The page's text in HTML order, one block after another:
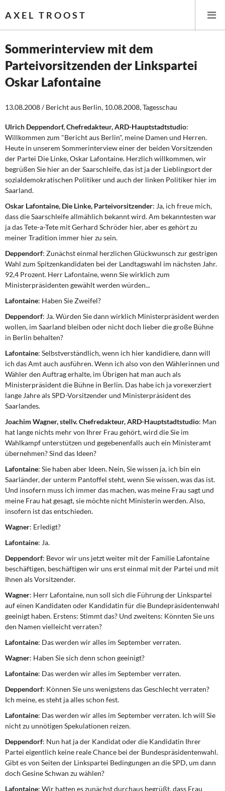
AXEL TROOST
Startseite
Wirtschaftspolitik
Steuer- und Finanzpolitik
Öffentliche Infrastruktur und Daseinsvorsorge
Eurokrise und Griechenland
DIE LINKE
Weitere Themen
Memo-Gruppe
Institut Solidarische Moderne
Rosa-Luxemburg-Stiftung
Über mich
Kontakt
Sommerinterview mit dem
Parteivorsitzenden der Linkspartei
Oskar Lafontaine
13.08.2008 / Bericht aus Berlin, 10.08.2008, Tagesschau
Ulrich Deppendorf, Chefredakteur, ARD-Hauptstadtstudio:
Willkommen zum "Bericht aus Berlin", meine Damen und Herren.
Heute in unserem Sommerinterview einer der beiden Vorsitzenden
der Partei Die Linke, Oskar Lafontaine. Herzlich willkommen, wir
begrüßen Sie hier an der Saarschleife, das ist ja der Lieblingsort der
sozialdemokratischen Politiker und auch der linken Politiker hier im
Saarland.
Oskar Lafontaine, Die Linke, Parteivorsitzender: Ja, ich freue mich,
dass die Saarschleife allmählich bekannt wird. Am bekanntesten war
ja das Tete-a-Tete mit Gerhard Schröder hier, aber es gehört zu
meiner Tradition immer hier zu sein.
Deppendorf: Zunächst einmal herzlichen Glückwunsch zur gestrigen
Wahl zum Spitzenkandidaten bei der Landtagswahl im nächsten Jahr.
92,4 Prozent. Herr Lafontaine, wenn Sie wirklich zum
Ministerpräsidenten gewählt werden würden...
Lafontaine: Haben Sie Zweifel?
Deppendorf: Ja. Würden Sie dann wirklich Ministerpräsident werden
wollen, im Saarland bleiben oder nicht doch lieber die große Bühne
in Berlin behalten?
Lafontaine: Selbstverständlich, wenn ich hier kandidiere, dann will
ich das Amt auch ausführen. Wenn ich also von den Wählerinnen und
Wähler den Auftrag erhalte, im Übrigen hat man auch als
Ministerpräsident die Bühne in Berlin. Das habe ich ja vorexerziert
lange Jahre als SPD-Vorsitzender und Ministerpräsident des
Saarlandes.
Joachim Wagner, stellv. Chefredakteur, ARD-Hauptstadtstudio: Man
hat lange nichts mehr von Ihrer Frau gehört, wird die Sie im
Wahlkampf unterstützen und gegebenenfalls auch ein Ministeramt
übernehmen? Sind das Ideen?
Lafontaine: Sie haben aber Ideen. Nein, Sie wissen ja, ich bin ein
Saarländer, der unterm Pantoffel steht, wenn Sie wissen, was das ist.
Und insofern muss ich immer das machen, was meine Frau sagt und
meine Frau hat gesagt, sie möchte nicht Ministerin werden. Also,
insofern ist das entschieden.
Wagner: Erledigt?
Lafontaine: Ja.
Deppendorf: Bevor wir uns jetzt weiter mit der Familie Lafontaine
beschäftigen, beschäftigen wir uns erst einmal mit der Partei und mit
Ihnen als Vorsitzender.
Wagner: Herr Lafontaine, nun soll sich die Führung der Linkspartei
auf einen Kandidaten oder Kandidatin für die Bundepräsidentenwahl
geeinigt haben. Erstens: Stimmt das? Und zweitens: Könnten Sie uns
den Namen vielleicht verraten?
Lafontaine: Das werden wir alles im September verraten.
Wagner: Haben Sie sich denn schon geeinigt?
Lafontaine: Das werden wir alles im September verraten.
Deppendorf: Können Sie uns wenigstens das Geschlecht verraten?
Ich meine, es steht ja alles schon fest.
Lafontaine: Das werden wir alles im September verraten. Ich will Sie
nicht zu unnötigen Spekulationen reizen.
Deppendorf: Nun hat ja der Kandidat oder die Kandidatin Ihrer
Partei eigentlich keine reale Chance bei der Bundespräsidentenwahl.
Gibt es von Seiten der Linkspartei Bedingungen an die SPD, um dann
doch Gesine Schwan zu wählen?
Lafontaine: Wir hatten es zunächst durchaus begrüßt, dass Frau